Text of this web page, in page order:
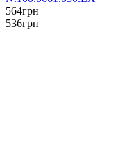
564грн
536грн